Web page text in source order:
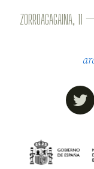
ZORROAGAGAINA,